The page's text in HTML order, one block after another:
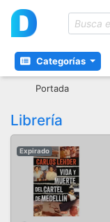
Categorías
Portada
Librería
Expirado